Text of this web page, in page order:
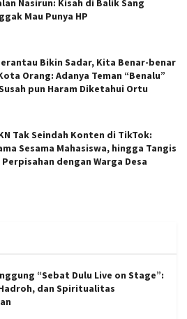
Nasirun: Kisah di Balik Sang
Mau Punya HP
Bikin Sadar, Kita Benar-benar
Orang: Adanya Teman “Benalu”
pun Haram Diketahui Ortu
Tak Seindah Konten di TikTok:
Sesama Mahasiswa, hingga Tangis
dengan Warga Desa
“Sebat Dulu Live on Stage”:
dan Spiritualitas